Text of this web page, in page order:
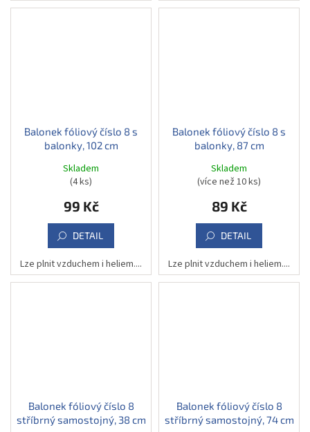
Balonek fóliový číslo 8 s
balonky, 102 cm
Skladem
(4 ks)
99 Kč
DETAIL
Lze plnit vzduchem i heliem....
Balonek fóliový číslo 8 s
balonky, 87 cm
Skladem
(více než 10 ks)
89 Kč
DETAIL
Lze plnit vzduchem i heliem....
Balonek fóliový číslo 8
stříbrný samostojný, 38 cm
Balonek fóliový číslo 8
stříbrný samostojný, 74 cm